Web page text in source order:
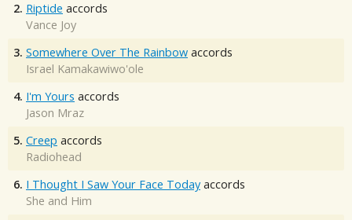
2. Riptide accords
Vance Joy
3. Somewhere Over The Rainbow accords
Israel Kamakawiwo'ole
4. I'm Yours accords
Jason Mraz
5. Creep accords
Radiohead
6. I Thought I Saw Your Face Today accords
She and Him